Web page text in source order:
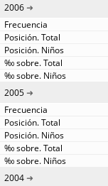
2006
2005
2004